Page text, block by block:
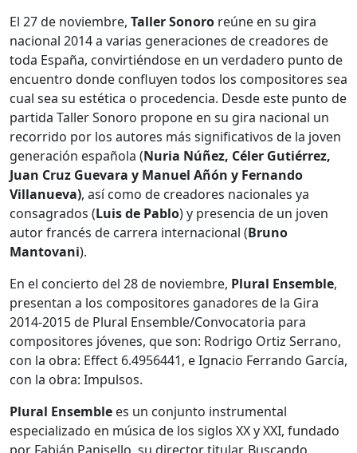
El 27 de noviembre, Taller Sonoro reúne en su gira
nacional 2014 a varias generaciones de creadores de
toda España, convirtiéndose en un verdadero punto de
encuentro donde confluyen todos los compositores sea
cual sea su estética o procedencia. Desde este punto de
partida Taller Sonoro propone en su gira nacional un
recorrido por los autores más significativos de la joven
generación española (Nuria Núñez, Céler Gutiérrez,
Juan Cruz Guevara y Manuel Añón y Fernando
Villanueva), así como de creadores nacionales ya
consagrados (Luis de Pablo) y presencia de un joven
autor francés de carrera internacional (Bruno
Mantovani).
En el concierto del 28 de noviembre, Plural Ensemble,
presentan a los compositores ganadores de la Gira
2014-2015 de Plural Ensemble/Convocatoria para
compositores jóvenes, que son: Rodrigo Ortiz Serrano,
con la obra: Effect 6.4956441, e Ignacio Ferrando García,
con la obra: Impulsos.
Plural Ensemble es un conjunto instrumental
especializado en música de los siglos XX y XXI, fundado